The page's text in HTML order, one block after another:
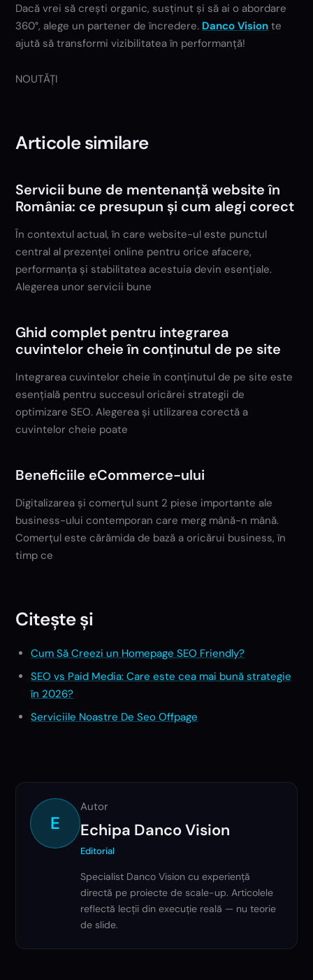
Dacă vrei să crești organic, susținut și să ai o abordare
360°, alege un partener de încredere. Danco Vision te
ajută să transformi vizibilitatea în performanță!
NOUTĂȚI
Articole similare
Servicii bune de mentenanță website în
România: ce presupun și cum alegi corect
În contextul actual, în care website-ul este punctul
central al prezenței online pentru orice afacere,
performanța și stabilitatea acestuia devin esențiale.
Alegerea unor servicii bune
Ghid complet pentru integrarea
cuvintelor cheie în conținutul de pe site
Integrarea cuvintelor cheie în conținutul de pe site este
esențială pentru succesul oricărei strategii de
optimizare SEO. Alegerea și utilizarea corectă a
cuvintelor cheie poate
Beneficiile eCommerce-ului
Digitalizarea și comerțul sunt 2 piese importante ale
business-ului contemporan care merg mână-n mână.
Comerțul este cărămida de bază a oricărui business, în
timp ce
Citește și
Cum Să Creezi un Homepage SEO Friendly?
SEO vs Paid Media: Care este cea mai bună strategie
în 2026?
Serviciile Noastre De Seo Offpage
E
Autor
Echipa Danco Vision
Editorial
Specialist Danco Vision cu experiență
directă pe proiecte de scale-up. Articolele
reflectă lecții din execuție reală — nu teorie
de slide.